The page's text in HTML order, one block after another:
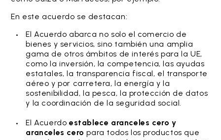
En este acuerdo se destacan:
El Acuerdo abarca no solo el comercio de
bienes y servicios, sino también una amplia
gama de otros ámbitos de interés para la UE,
como la inversión, la competencia, las ayudas
estatales, la transparencia fiscal, el transporte
aéreo y por carretera, la energía y la
sostenibilidad, la pesca, la protección de datos
y la coordinación de la seguridad social.
El Acuerdo establece aranceles cero y
aranceles cero para todos los productos que